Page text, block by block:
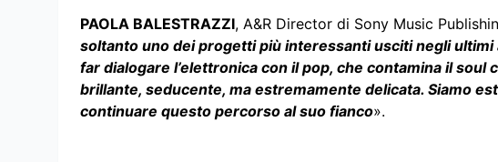
PAOLA BALESTRAZZI, A&R Director di Sony Music
soltanto uno dei progetti più interessanti usciti negli ultimi
far dialogare l’elettronica con il pop, che contamina il soul
brillante, seducente, ma estremamente delicata. Siamo
continuare questo percorso al suo fianco».